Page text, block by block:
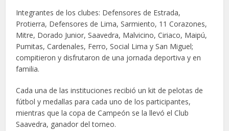
Integrantes de los clubes: Defensores de Estrada,
Protierra, Defensores de Lima, Sarmiento, 11 Corazones,
Mitre, Dorado Junior, Saavedra, Malvicino, Ciriaco, Maipú,
Pumitas, Cardenales, Ferro, Social Lima y San Miguel;
compitieron y disfrutaron de una jornada deportiva y en
familia.
Cada una de las instituciones recibió un kit de pelotas de
fútbol y medallas para cada uno de los participantes,
mientras que la copa de Campeón se la llevó el Club
Saavedra, ganador del torneo.